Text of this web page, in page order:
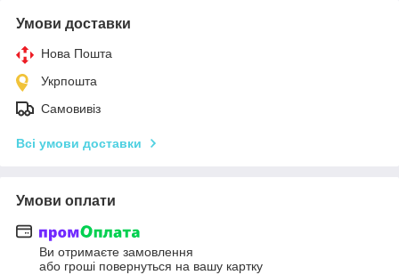
Умови доставки
Нова Пошта
Укрпошта
Самовивіз
Всі умови доставки
Умови оплати
Ви отримаєте замовлення
або гроші повернуться на вашу картку